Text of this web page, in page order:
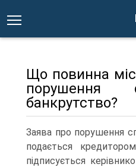
Що повинна
порушення
банкрутство?
Заява про порушення
подається
підписується